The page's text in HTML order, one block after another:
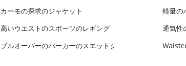
カーモの探求のジャケット
軽量の
高いウエストのスポーツのレギング
通気性
プルオーバーのパーカーのスエットシャツ